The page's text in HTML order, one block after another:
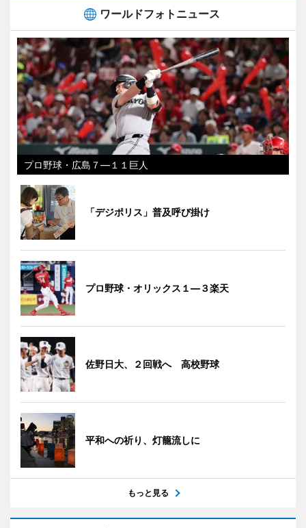
ワールドフォトニュース
プロ野球・広島７―１１巨人
「デジポリス」普及呼び掛け
プロ野球・オリックス１―３楽天
佐野日大、２回戦へ 高校野球
平和への祈り、灯籠流しに
もっと見る